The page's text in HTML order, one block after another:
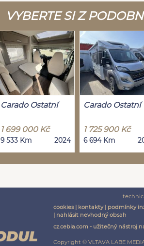
VYBERTE SI Z
Carado Ostatní
1 699 000 Kč
9 533 Km 2024
Carado Ostatní
1 725 900 Kč
6 694 Km
cookies| kontakty| podmínky
| nahlásit nevhodný obsah
cz.cebia.com - užitečný nástroj
Copyright © VLTAVA LABE